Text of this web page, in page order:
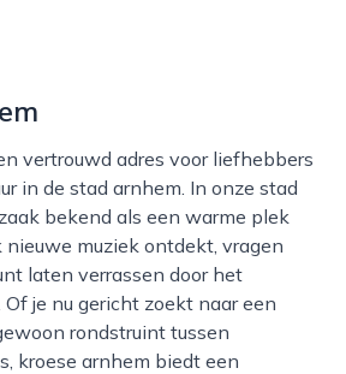
in de stad arnhem. In onze stad
bekend als een warme plek
nieuwe muziek ontdekt, vragen
laten verrassen door het
je nu gericht zoekt naar een
rondstruint tussen
kroese arnhem biedt een